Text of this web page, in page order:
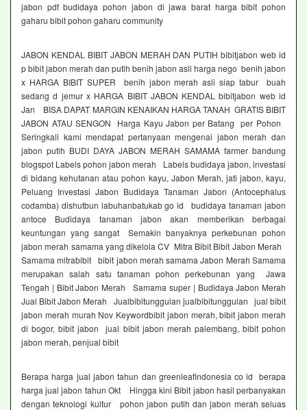
jabon pdf budidaya pohon jabon di jawa barat harga bibit pohon
gaharu bibit pohon gaharu community
JABON KENDAL BIBIT JABON MERAH DAN PUTIH bibitjabon web id
p bibit jabon merah dan putih benih jabon asli harga nego benih jabon
x HARGA BIBIT SUPER benih jabon merah asli siap tabur buah
sedang d jemur x HARGA BIBIT JABON KENDAL bibitjabon web id
Jan BISA DAPAT MARGIN KENAIKAN HARGA TANAH GRATIS BIBIT
JABON ATAU SENGON Harga Kayu Jabon per Batang per Pohon
Seringkali kami mendapat pertanyaan mengenai jabon merah dan
jabon putih BUDI DAYA JABON MERAH SAMAMA farmer bandung
blogspot Labels pohon jabon merah Labels budidaya jabon, investasi
di bidang kehutanan atau pohon kayu, Jabon Merah, jati jabon, kayu,
Peluang Investasi Jabon Budidaya Tanaman Jabon (Antocephalus
codamba) dishutbun labuhanbatukab go id budidaya tanaman jabon
antoce Budidaya tanaman jabon akan memberikan berbagai
keuntungan yang sangat Semakin banyaknya perkebunan pohon
jabon merah samama yang dikelola CV Mitra Bibit Bibit Jabon Merah
Samama mitrabibit bibit jabon merah samama Jabon Merah Samama
merupakan salah satu tanaman pohon perkebunan yang Jawa
Tengah | Bibit Jabon Merah Samama super | Budidaya Jabon Merah
Jual Bibit Jabon Merah Jualbibitunggulan jualbibitunggulan jual bibit
jabon merah murah Nov Keywordbibit jabon merah, bibit jabon merah
di bogor, bibit jabon jual bibit jabon merah palembang, bibit pohon
jabon merah, penjual bibit
Berapa harga jual jabon tahun dan greenleafindonesia co id berapa
harga jual jabon tahun Okt Hingga kini Bibit jabon hasil perbanyakan
dengan teknologi kultur pohon jabon putih dan jabon merah seluas